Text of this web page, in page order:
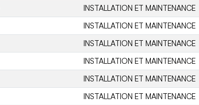
INSTALLATION ET MAINTENANCE
INSTALLATION ET MAINTENANCE
INSTALLATION ET MAINTENANCE
INSTALLATION ET MAINTENANCE
INSTALLATION ET MAINTENANCE
INSTALLATION ET MAINTENANCE